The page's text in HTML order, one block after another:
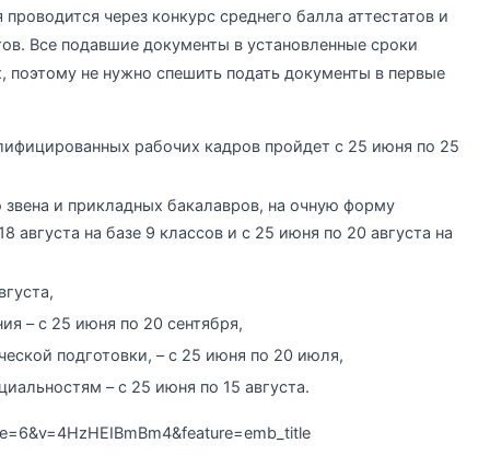
через конкурс среднего балла аттестатов и
Все подавшие документы в установленные сроки
поэтому не нужно спешить подать документы в первые
рабочих кадров пройдет с 25 июня по 25
звена и прикладных бакалавров, на очную форму
августа на базе 9 классов и с 25 июня по 20 августа на
– с 25 июня по 20 сентября,
подготовки, – с 25 июня по 20 июля,
– с 25 июня по 15 августа.